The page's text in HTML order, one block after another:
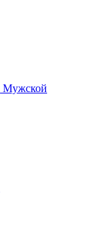
Мужской